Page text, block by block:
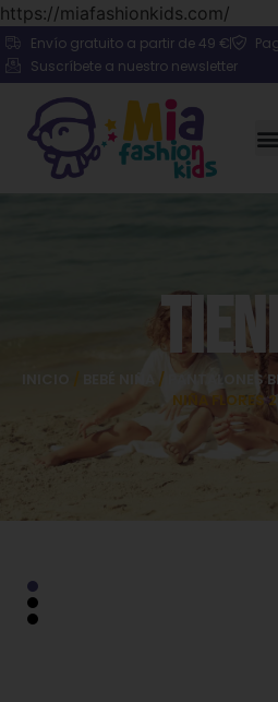
https://miafashionkids.com/
Envío gratuito a partir de 49 €
Suscríbete a nuestro newsletter
/ / PANTALONES
NIÑA FLORES